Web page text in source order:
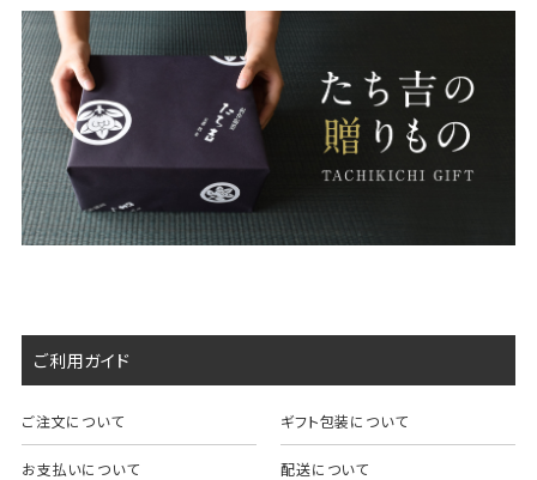
ご利用ガイド
ご注文について ギフト包装について
お支払いについて 配送について